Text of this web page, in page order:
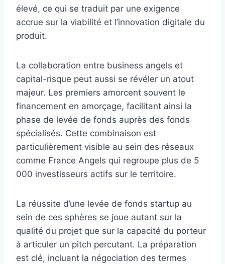
élevé, ce qui se traduit par une exigence
accrue sur la viabilité et l’innovation digitale du
produit.
La collaboration entre business angels et
capital-risque peut aussi se révéler un atout
majeur. Les premiers amorcent souvent le
financement en amorçage, facilitant ainsi la
phase de levée de fonds auprès des fonds
spécialisés. Cette combinaison est
particulièrement visible au sein des réseaux
comme France Angels qui regroupe plus de 5
000 investisseurs actifs sur le territoire.
La réussite d’une levée de fonds startup au
sein de ces sphères se joue autant sur la
qualité du projet que sur la capacité du porteur
à articuler un pitch percutant. La préparation
est clé, incluant la négociation des termes